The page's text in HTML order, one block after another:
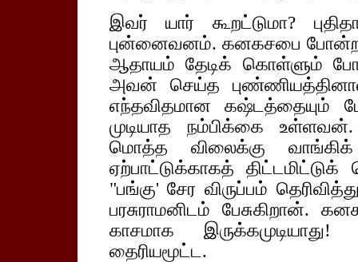
இவர் யார் கூறட்டுமா?
புன்னைவனம். கனகசபை போன்ற
ஆதாயம் தேடிக் கொள்ளும்
அவன் செய்த
எந்தவிதமான கஷ்டத்தையும்
முடியாத நம்பிக்கை
மொத்த விலைக்கு வாங்கிக்
ஏற்பாட்டுக்காகத்
"பங்கு' சேர விருப்பம்
பரசுராமனிடம் பேசுகிறான்.
காசமாக இருக்கமுடியாது!
தைரியமூட்ட.